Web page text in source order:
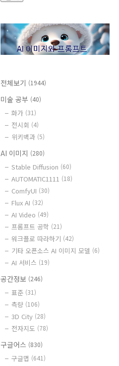
전체보기 (1944)
미술 공부 (40)
화가 (31)
전시회 (4)
위키백과 (5)
AI 이미지 (280)
Stable Diffusion (60)
AUTOMATIC1111 (18)
ComfyUI (30)
Flux AI (32)
AI Video (49)
프롬프트 공학 (21)
워크플로 따라하기 (42)
기타 오픈소스 AI 이미지 모델 (6)
AI 서비스 (19)
공간정보 (246)
표준 (31)
측량 (106)
3D City (28)
전자지도 (78)
구글어스 (830)
구글맵 (641)